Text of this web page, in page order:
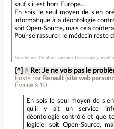
sauf s'il est hors Europe…
En sois le seul moyen de s'en
informatique à la déontologie
soit Open-Source, mais cela
Pour se rassurer, le médecin reste
Sous licence Creative common. Lisez, copiez,
[^] # Re: Je ne vois pas le
Posté par Renault(site web
Évalué à 10.
En sois le seul moyen de
qu'il y ait un service
déontologie contrôlé et que
logiciel soit Open-Source,